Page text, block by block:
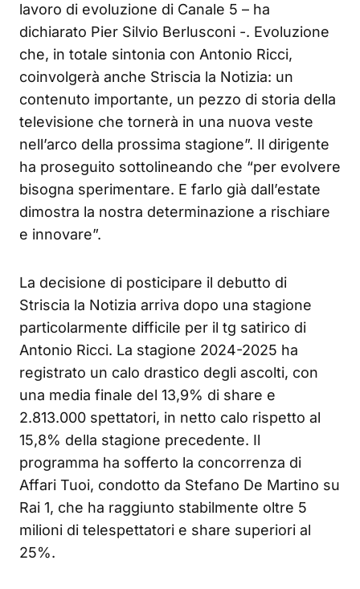
lavoro di evoluzione di Canale 5 – ha
dichiarato Pier Silvio Berlusconi -. Evoluzione
che, in totale sintonia con Antonio Ricci,
coinvolgerà anche Striscia la Notizia: un
contenuto importante, un pezzo di storia della
televisione che tornerà in una nuova veste
nell’arco della prossima stagione”. Il dirigente
ha proseguito sottolineando che “per evolvere
bisogna sperimentare. E farlo già dall’estate
dimostra la nostra determinazione a rischiare
e innovare”.
La decisione di posticipare il debutto di
Striscia la Notizia arriva dopo una stagione
particolarmente difficile per il tg satirico di
Antonio Ricci. La stagione 2024-2025 ha
registrato un calo drastico degli ascolti, con
una media finale del 13,9% di share e
2.813.000 spettatori, in netto calo rispetto al
15,8% della stagione precedente. Il
programma ha sofferto la concorrenza di
Affari Tuoi, condotto da Stefano De Martino su
Rai 1, che ha raggiunto stabilmente oltre 5
milioni di telespettatori e share superiori al
25%.